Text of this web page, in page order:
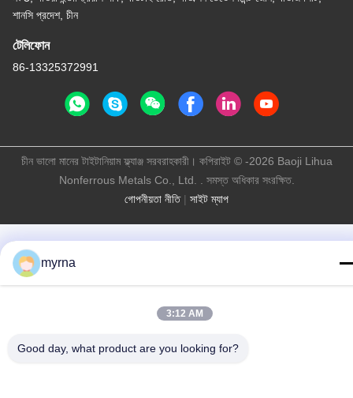
শানসি প্রদেশ, চীন
টেলিফোন
86-13325372991
গোপনীয়তা নীতি| সাইট ম্যাপ
চীন ভালো মানের টাইটানিয়াম ফ্ল্যাঞ্জ সরবরাহকারী। কপিরাইট © -2026 Baoji Lihua
Nonferrous Metals Co., Ltd. . সমস্ত অধিকার সংরক্ষিত.
myrna
3:12 AM
Good day, what product are you looking for?